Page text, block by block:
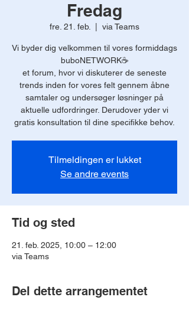
Fredag
fre. 21. feb. via Teams
Vi byder dig velkommen til vores formiddags
buboNETWORK☕️
et forum, hvor vi diskuterer de seneste
trends inden for vores felt gennem åbne
samtaler og undersøger løsninger på
aktuelle udfordringer. Derudover yder vi
gratis konsultation til dine specifikke behov.
Tilmeldingen er lukket
Se andre events
Tid og sted
21. feb. 2025, 10:00 – 12:00
via Teams
Del dette arrangementet